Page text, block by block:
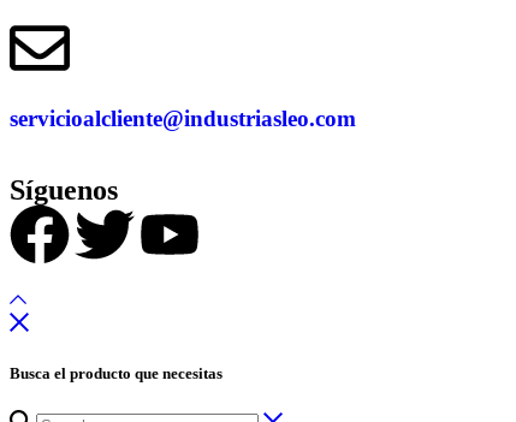
servicioalcliente@industriasleo.com
Síguenos
Busca el producto que necesitas